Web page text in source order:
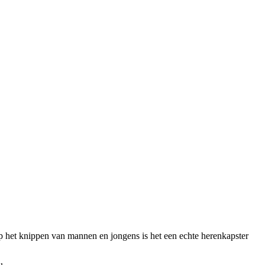
knippen van mannen en jongens is het een echte herenkapster